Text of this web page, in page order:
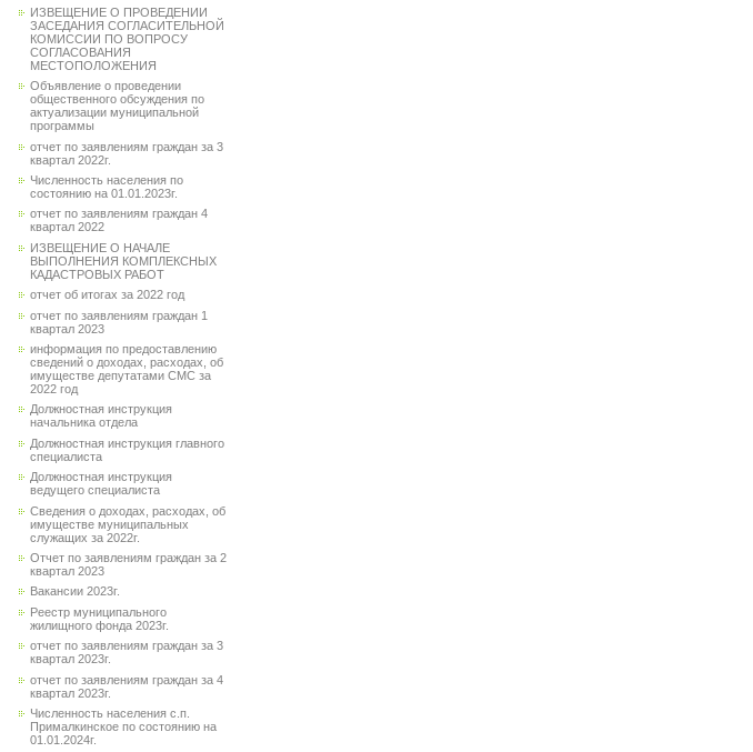
ИЗВЕЩЕНИЕ О ПРОВЕДЕНИИ
ЗАСЕДАНИЯ СОГЛАСИТЕЛЬНОЙ
КОМИССИИ ПО ВОПРОСУ
СОГЛАСОВАНИЯ
МЕСТОПОЛОЖЕНИЯ
Объявление о проведении
общественного обсуждения по
актуализации муниципальной
программы
отчет по заявлениям граждан за 3
квартал 2022г.
Численность населения по
состоянию на 01.01.2023г.
отчет по заявлениям граждан 4
квартал 2022
ИЗВЕЩЕНИЕ О НАЧАЛЕ
ВЫПОЛНЕНИЯ КОМПЛЕКСНЫХ
КАДАСТРОВЫХ РАБОТ
отчет об итогах за 2022 год
отчет по заявлениям граждан 1
квартал 2023
информация по предоставлению
сведений о доходах, расходах, об
имуществе депутатами СМС за
2022 год
Должностная инструкция
начальника отдела
Должностная инструкция главного
специалиста
Должностная инструкция
ведущего специалиста
Сведения о доходах, расходах, об
имуществе муниципальных
служащих за 2022г.
Отчет по заявлениям граждан за 2
квартал 2023
Вакансии 2023г.
Реестр муниципального
жилищного фонда 2023г.
отчет по заявлениям граждан за 3
квартал 2023г.
отчет по заявлениям граждан за 4
квартал 2023г.
Численность населения с.п.
Прималкинское по состоянию на
01.01.2024г.